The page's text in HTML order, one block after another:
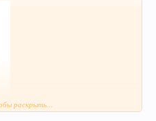
показав свой рабочий стол в
раскрыть...